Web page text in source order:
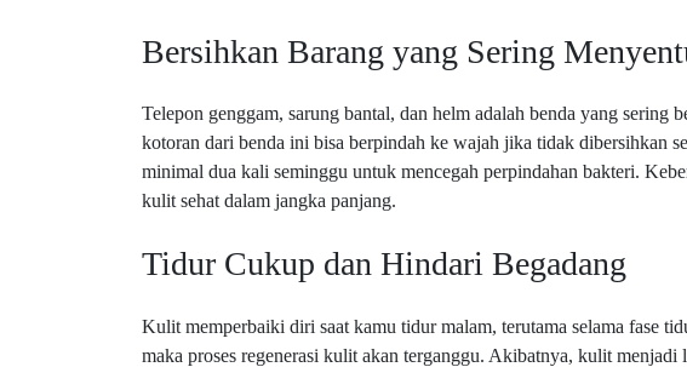
Bersihkan Barang yang Sering
Telepon genggam, sarung bantal, dan helm adalah benda yang sering
kotoran dari benda ini bisa berpindah ke wajah jika tidak dibersihkan
minimal dua kali seminggu untuk mencegah perpindahan bakteri.
kulit sehat dalam jangka panjang.
Tidur Cukup dan Hindari Begadang
Kulit memperbaiki diri saat kamu tidur malam, terutama selama fase
maka proses regenerasi kulit akan terganggu. Akibatnya, kulit